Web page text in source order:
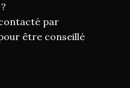
par
être conseillé